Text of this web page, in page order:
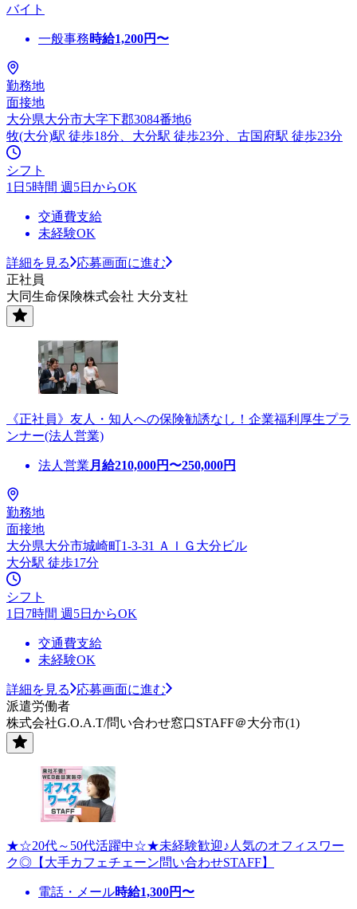
バイト
一般事務時給1,200円〜
勤務地
面接地
大分県大分市大字下郡3084番地6
牧(大分)駅 徒歩18分、大分駅 徒歩23分、古国府駅 徒歩23分
シフト
1日5時間 週5日からOK
交通費支給
未経験OK
詳細を見る
応募画面に進む
正社員
大同生命保険株式会社 大分支社
《正社員》友人・知人への保険勧誘なし！企業福利厚生プラ
ンナー(法人営業)
法人営業 月給210,000円〜250,000円
勤務地
面接地
大分県大分市城崎町1-3-31 ＡＩＧ大分ビル
大分駅 徒歩17分
シフト
1日7時間 週5日からOK
交通費支給
未経験OK
詳細を見る
応募画面に進む
派遣労働者
株式会社G.O.A.T/問い合わせ窓口STAFF＠大分市(1)
★☆20代～50代活躍中☆★未経験歓迎♪人気のオフィスワー
ク◎【大手カフェチェーン問い合わせSTAFF】
電話・メール時給1,300円〜